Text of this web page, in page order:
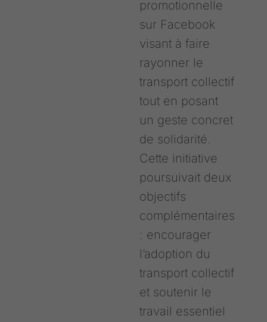
promotionnelle
sur Facebook
visant à faire
rayonner le
transport collectif
tout en posant
un geste concret
de solidarité.
Cette initiative
poursuivait deux
objectifs
complémentaires
: encourager
l’adoption du
transport collectif
et soutenir le
travail essentiel